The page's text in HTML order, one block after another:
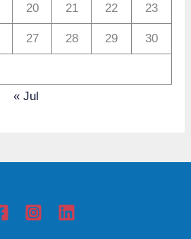
20 21 22 23
27 28 29 30
« Jul